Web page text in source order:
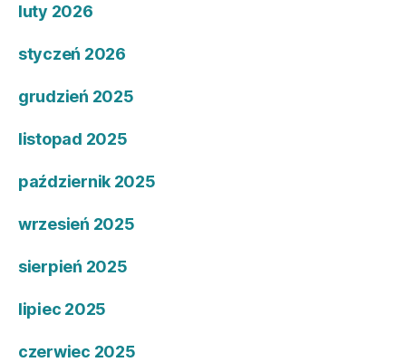
luty 2026
styczeń 2026
grudzień 2025
listopad 2025
październik 2025
wrzesień 2025
sierpień 2025
lipiec 2025
czerwiec 2025